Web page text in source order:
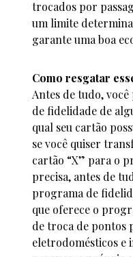
trocados por
um limite
garante uma boa
Como resgatar
Antes de tudo,
de fidelidade de
qual seu cartão
se você quiser
cartão “X” para o
precisa, antes de
programa de
que oferece o
de troca de pontos
eletrodomésticos e